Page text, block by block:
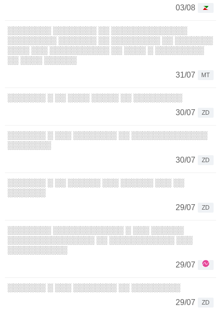
03/08
░░░░░░░░ ░░░░░░░░ ░░ ░░░░░░░░░░░░░░
░░░░░░░░░ ░░░░░░░ ░░ ░░░░░░░░░ ░░ ░░░░░░░
░░░░ ░░░ ░░░░░░░░░░░ ░░ ░░░░ ░ ░░░░░░░░░
░░ ░░░░ ░░░░░░
31/07
MT
░░░░░░░ ░ ░░ ░░░░ ░░░░░ ░░ ░░░░░░░░░
30/07
ZD
░░░░░░░ ░ ░░░ ░░░░░░░░ ░░ ░░░░░░░░░░░░░░
░░░░░░░░
30/07
ZD
░░░░░░░ ░ ░░ ░░░░░░ ░░░ ░░░░░░ ░░░ ░░
░░░░░░░
29/07
ZD
░░░░░░░░ ░░░░░░░░░░░░░ ░ ░░░ ░░░░░░
░░░░░░░░░░░░░░░░ ░░ ░░░░░░░░░░░░ ░░░
░░░░░░░░░░░
29/07
░░░░░░░ ░ ░░░ ░░░░░░░░ ░░ ░░░░░░░░░
29/07
ZD